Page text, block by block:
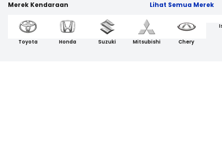
Merek Kendaraan Lihat Semua Merek
Toyota Honda Suzuki Mitsubishi Chery